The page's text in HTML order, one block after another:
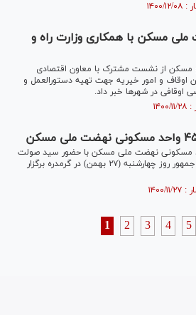
مسکن با همکاری وزارت راه و
مسکن از نشست مشترک با معاون اقتصادی
اوقاف و امور خیریه جهت تهیه دستورالعمل و
اوقافی در شهر‌ها خبر داد.
بهره‌برداری از ۴۵۴ واحد مسکونی نهضت ملی مسکن با حضور سید صولت
مرتضوی معاون اجرایی رئیس جمهور روز چهارشنبه (۲۷ بهمن) در گرمدره برگزار
1 2 3 4 5